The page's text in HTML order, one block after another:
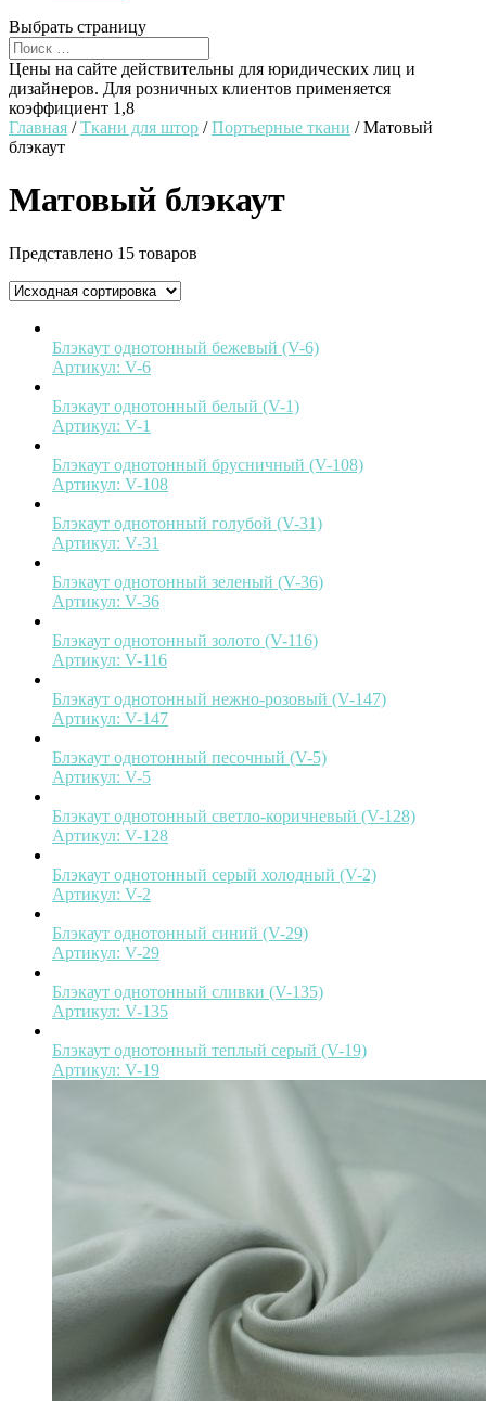
Выбрать страницу
Цены на сайте действительны для юридических лиц и
дизайнеров. Для розничных клиентов применяется
коэффициент 1,8
Главная /Ткани для штор /Портьерные ткани / Матовый
блэкаут
Матовый блэкаут
Представлено 15 товаров
Блэкаут однотонный бежевый (V-6)
Артикул: V-6
Блэкаут однотонный белый (V-1)
Артикул: V-1
Блэкаут однотонный брусничный (V-108)
Артикул: V-108
Блэкаут однотонный голубой (V-31)
Артикул: V-31
Блэкаут однотонный зеленый (V-36)
Артикул: V-36
Блэкаут однотонный золото (V-116)
Артикул: V-116
Блэкаут однотонный нежно-розовый (V-147)
Артикул: V-147
Блэкаут однотонный песочный (V-5)
Артикул: V-5
Блэкаут однотонный светло-коричневый (V-128)
Артикул: V-128
Блэкаут однотонный серый холодный (V-2)
Артикул: V-2
Блэкаут однотонный синий (V-29)
Артикул: V-29
Блэкаут однотонный сливки (V-135)
Артикул: V-135
Блэкаут однотонный теплый серый (V-19)
Артикул: V-19